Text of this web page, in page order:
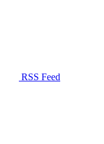
RSS Feed